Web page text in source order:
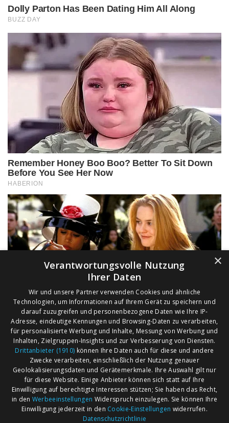
AGB
Impressum
Märkte nach Bundesländern
Märkte nach PLZ
×
Verantwortungsvolle Nutzung
Ihrer Daten
Wir und unsere Partner verwenden Cookies und ähnliche
Technologien, um Informationen auf Ihrem Gerät zu speichern und
darauf zuzugreifen und personenbezogene Daten wie Ihre IP-
Adresse, eindeutige Kennungen und Browsing-Daten zu verarbeiten,
für personalisierte Werbung und Inhalte, Messung von Werbung und
Inhalten, Zielgruppen-Insights und zur Verbesserung von Diensten.
Drittanbieter (1910) können Ihre Daten auch für diese und andere
Zwecke verarbeiten, einschließlich der Nutzung genauer
Geolokalisierungsdaten und Gerätemerkmale. Ihre Auswahl gilt nur
für diese Website. Einige Anbieter können sich statt auf Ihre
Einwilligung auf berechtigte Interessen stützen; Sie haben das Recht,
in den Werbeeinstellungen Widerspruch einzulegen. Sie können Ihre
Einwilligung jederzeit in den Cookie-Einstellungen widerrufen.
Datenschutzrichtlinie